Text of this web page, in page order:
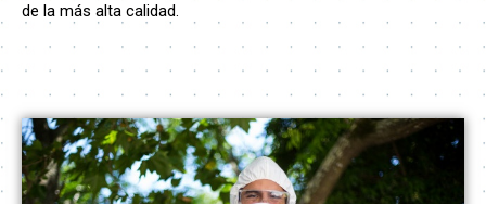
de la más alta calidad.